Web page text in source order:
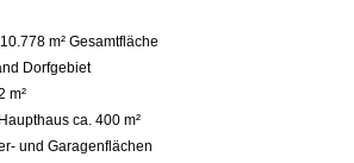
m² Gesamtfläche
Dorfgebiet
m²
ca. 400 m²
und Garagenflächen